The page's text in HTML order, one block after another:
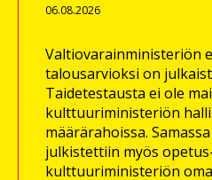
06.08.2026
Valtiovarainministeriön
talousarvioksi on
Taidetestausta ei ole
kulttuuriministeriön
määrärahoissa.
julkistettiin myös
kulttuuriministeriön